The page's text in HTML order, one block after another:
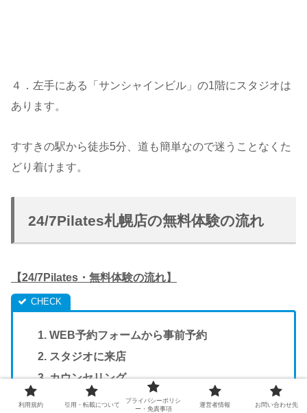
４．左手にある「サンシャインビル」の1階にスタジオは
あります。
すすきの駅から徒歩5分、道も簡単なので迷うことなくた
どり着けます。
24/7Pilates札幌店の無料体験の流れ
【24/7Pilates・無料体験の流れ】
WEB予約フォームから事前予約
スタジオに来店
カウンセリング
レッスン開始！
利用規約 引用・転載について
プライバシーポリシ
ー・免責事項
運営者情報 お問い合わせ先